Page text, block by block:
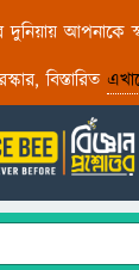
দুনিয়ায় আপনাকে
বিস্তারিত